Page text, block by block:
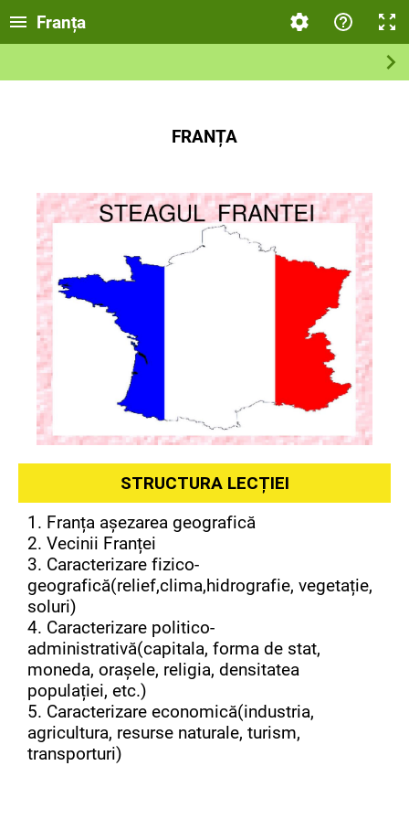
Franța
FRANȚA
STRUCTURA LECȚIEI
1. Franța așezarea geografică
2. Vecinii Franței
3. Caracterizare fizico-
geografică(relief,clima,hidrografie, vegetație,
soluri)
4. Caracterizare politico-
administrativă(capitala, forma de stat,
moneda, orașele, religia, densitatea
populației, etc.)
5. Caracterizare economică(industria,
agricultura, resurse naturale, turism,
transporturi)